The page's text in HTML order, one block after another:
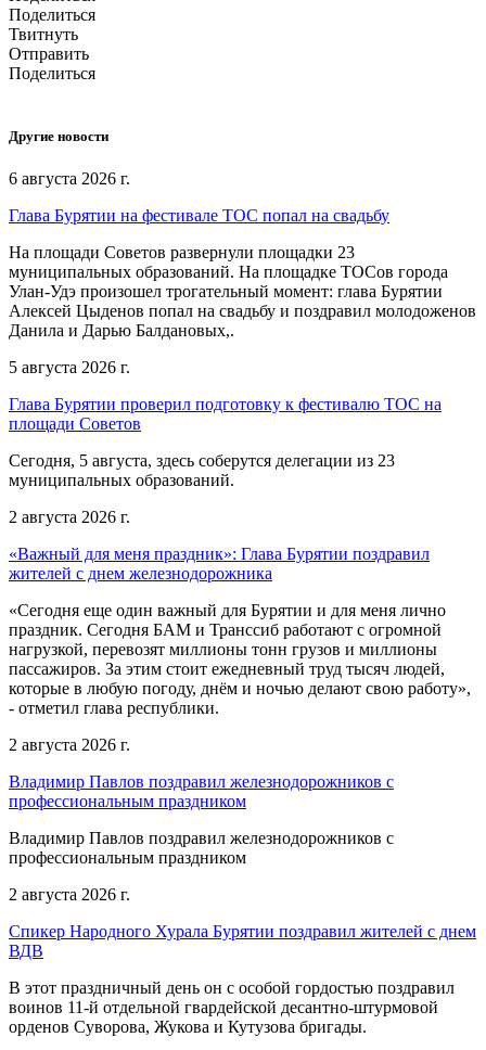
Поделиться
Твитнуть
Отправить
Поделиться
Другие новости
6 августа 2026 г.
Глава Бурятии на фестивале ТОС попал на свадьбу
На площади Советов развернули площадки 23
муниципальных образований. На площадке ТОСов города
Улан-Удэ произошел трогательный момент: глава Бурятии
Алексей Цыденов попал на свадьбу и поздравил молодоженов
Данила и Дарью Балдановых,.
5 августа 2026 г.
Глава Бурятии проверил подготовку к фестивалю ТОС на
площади Советов
Сегодня, 5 августа, здесь соберутся делегации из 23
муниципальных образований.
2 августа 2026 г.
«Важный для меня праздник»: Глава Бурятии поздравил
жителей с днем железнодорожника
«Сегодня еще один важный для Бурятии и для меня лично
праздник. Сегодня БАМ и Транссиб работают с огромной
нагрузкой, перевозят миллионы тонн грузов и миллионы
пассажиров. За этим стоит ежедневный труд тысяч людей,
которые в любую погоду, днём и ночью делают свою работу»,
- отметил глава республики.
2 августа 2026 г.
Владимир Павлов поздравил железнодорожников с
профессиональным праздником
Владимир Павлов поздравил железнодорожников с
профессиональным праздником
2 августа 2026 г.
Спикер Народного Хурала Бурятии поздравил жителей с днем
ВДВ
В этот праздничный день он с особой гордостью поздравил
воинов 11-й отдельной гвардейской десантно-штурмовой
орденов Суворова, Жукова и Кутузова бригады.